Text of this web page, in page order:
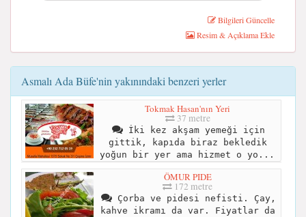
Bilgileri Güncelle
Resim & Açıklama Ekle
Asmalı Ada Büfe'nin yakınındaki benzeri yerler
Tokmak Hasan'nın Yeri
37 metre
İki kez akşam yemeği için
gittik, kapıda biraz bekledik
yoğun bir yer ama hizmet o yo...
ÖMUR PIDE
172 metre
Çorba ve pidesi nefisti. Çay,
kahve ikramı da var. Fiyatlar da